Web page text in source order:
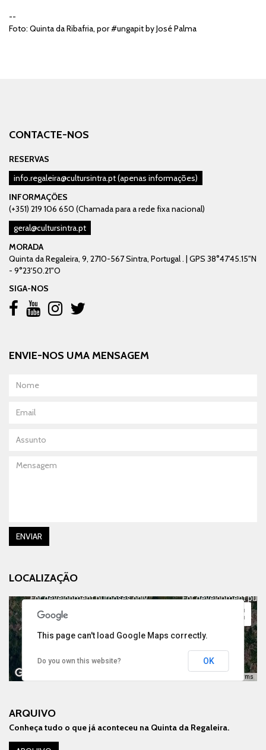
--
Foto: Quinta da Ribafria, por #ungapit by José Palma
CONTACTE-NOS
RESERVAS
info.regaleira@cultursintra.pt(apenas informações)
INFORMAÇÕES
(+351) 219 106 650 (Chamada para a rede fixa nacional)
geral@cultursintra.pt
MORADA
Quinta da Regaleira, 9, 2710-567 Sintra, Portugal . | GPS 38°47'45.15"N
- 9°23'50.21"O
SIGA-NOS
ENVIE-NOS UMA MENSAGEM
Mensagem
ENVIAR
LOCALIZAÇÃO
For development
For development purposes only
Terms
This page can't load Google Maps correctly.
Do you own this website? OK
ARQUIVO
Conheça tudo o que já aconteceu na Quinta da Regaleira.